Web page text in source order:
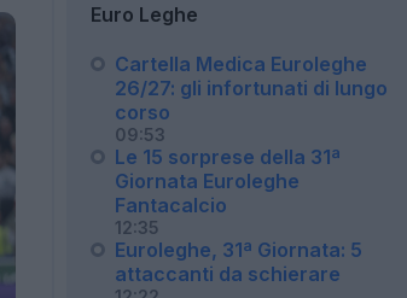
Euro Leghe
Cartella Medica Euroleghe
26/27: gli infortunati di lungo
corso
09:53
Le 15 sorprese della 31ª
Giornata Euroleghe
Fantacalcio
12:35
Euroleghe, 31ª Giornata: 5
attaccanti da schierare